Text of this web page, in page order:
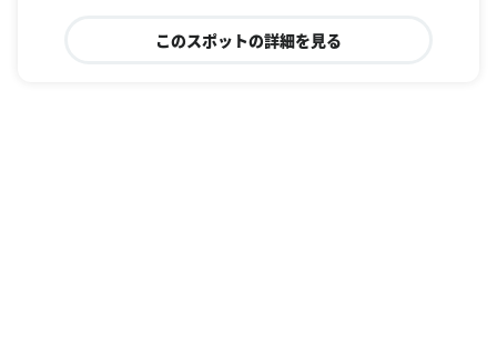
このスポットの詳細を見る